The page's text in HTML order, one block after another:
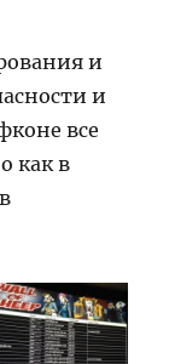
и
и
все
как в